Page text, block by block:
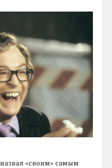
«своим» самым